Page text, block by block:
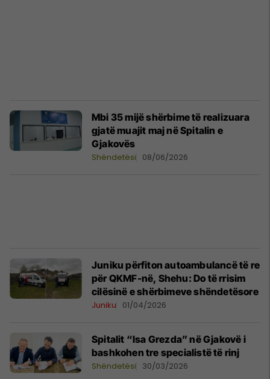
Mbi 35 mijë shërbime të realizuara
gjatë muajit maj në Spitalin e
Gjakovës
Shëndetësi 08/06/2026
Juniku përfiton autoambulancë të re
për QKMF-në, Shehu: Do të rrisim
cilësinë e shërbimeve shëndetësore
Juniku 01/04/2026
Spitalit “Isa Grezda” në Gjakovë i
bashkohen tre specialistë të rinj
Shëndetësi 30/03/2026